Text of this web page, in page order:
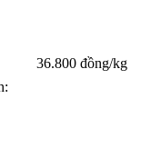
36.800 đồng/kg